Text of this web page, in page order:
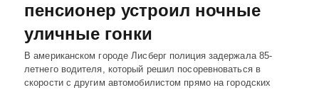
пенсионер устроил ночные
уличные гонки
В американском городе Лисберг полиция задержала 85-
летнего водителя, который решил посоревноваться в
скорости с другим автомобилистом прямо на городских